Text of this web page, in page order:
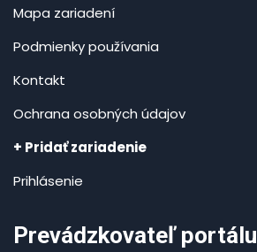
Mapa zariadení
Podmienky používania
Kontakt
Ochrana osobných údajov
+ Pridať zariadenie
Prihlásenie
Prevádzkovateľ portálu